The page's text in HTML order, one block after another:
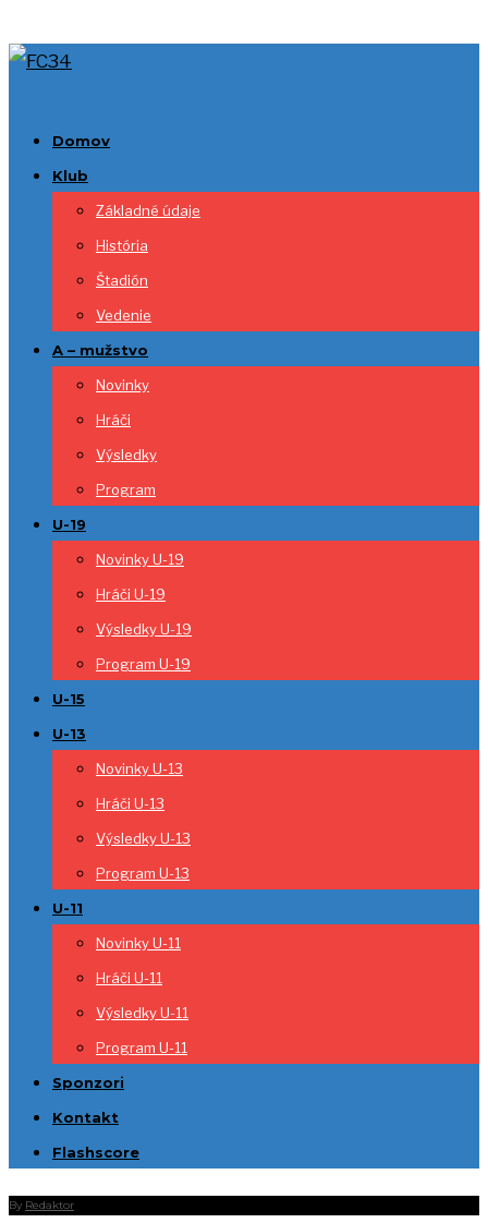
Domov
Klub
Základné údaje
História
Štadión
Vedenie
A – mužstvo
Novinky
Hráči
Výsledky
Program
U-19
Novinky U-19
Hráči U-19
Výsledky U-19
Program U-19
U-15
U-13
Novinky U-13
Hráči U-13
Výsledky U-13
Program U-13
U-11
Novinky U-11
Hráči U-11
Výsledky U-11
Program U-11
Sponzori
Kontakt
Flashscore
By Redaktor